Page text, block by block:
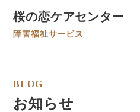
障害福祉サービス
桜の恋ケアセンター
BLOG
お知らせ